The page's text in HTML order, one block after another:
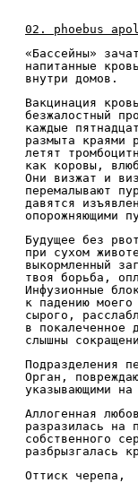
02. phoebus
«Бассейны»
напитанные
внутри домов.
Вакцинация
безжалостный
каждые
размыта краями
летят
как коровы,
Они визжат и
перемалывают
давятся
опорожняющими
Будущее без
при сухом
выкормленный
твоя борьба,
Инфузионные
к падению моего
сырого,
в покалеченное
слышны
Подразделения
Орган,
указывающими на
Аллогенная
разразилась на
собственного
разбрызгалась
Оттиск черепа,